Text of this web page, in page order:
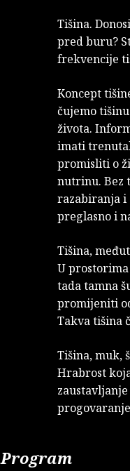
Tišina.
pred buru?
frekvencije
Koncept
čujemo
života.
imati
promisliti o
nutrinu. Bez
razabiranja i
preglasno i
Tišina,
U
tada tamna
promijeniti
Takva tišina
Tišina, muk,
Hrabrost
Program